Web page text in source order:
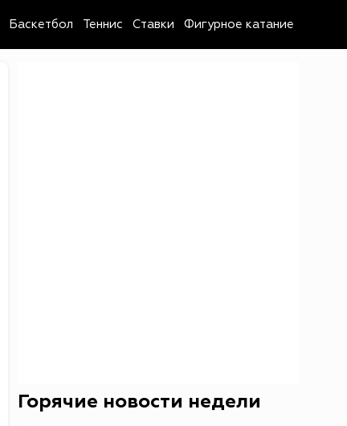
Баскетбол Теннис Ставки Фигурное катание
Горячие новости недели